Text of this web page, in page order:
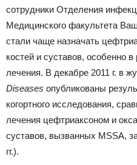
сотрудники Отделения
Медицинского факультета
стали чаще назначать
костей и суставов, особенно
лечения. В декабре 2011 г. в
Diseases опубликованы
когортного исследования,
лечения цефтриаксоном и
суставов, вызванных MSSA,
гг.).